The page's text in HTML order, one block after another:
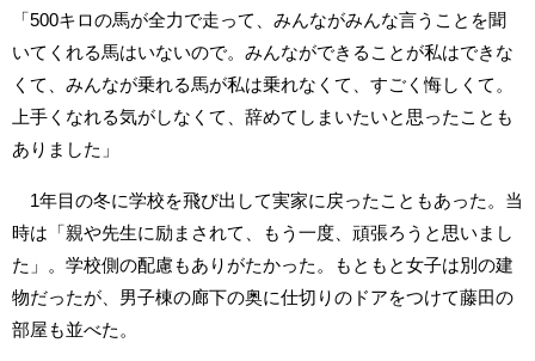
「500キロの馬が全力で走って、みんながみんな言うことを聞
いてくれる馬はいないので。みんなができることが私はできな
くて、みんなが乗れる馬が私は乗れなくて、すごく悔しくて。
上手くなれる気がしなくて、辞めてしまいたいと思ったことも
ありました」
1年目の冬に学校を飛び出して実家に戻ったこともあった。当
時は「親や先生に励まされて、もう一度、頑張ろうと思いまし
た」。学校側の配慮もありがたかった。もともと女子は別の建
物だったが、男子棟の廊下の奥に仕切りのドアをつけて藤田の
部屋も並べた。